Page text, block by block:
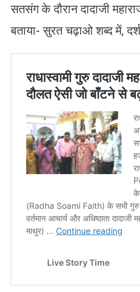
सतसंग के दौरान दादाजी
बताया- सुरत चढ़ाओ शब्द में,